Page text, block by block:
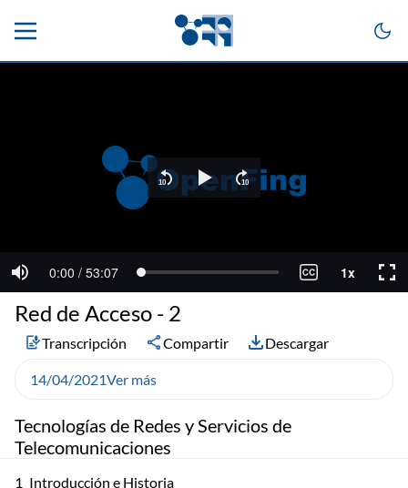
Tecnologías de Redes y Servicios de
Telecomunicaciones
1 Introducción e Historia
Red de Acceso - 2
Transcripción Compartir Descargar
14/04/2021Ver más